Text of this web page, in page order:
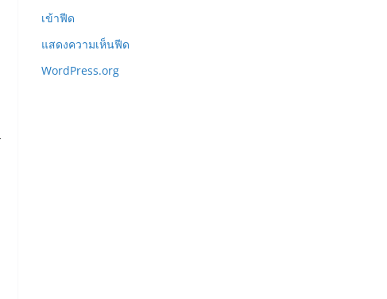
เข้าฟีด
แสดงความเห็นฟีด
WordPress.org